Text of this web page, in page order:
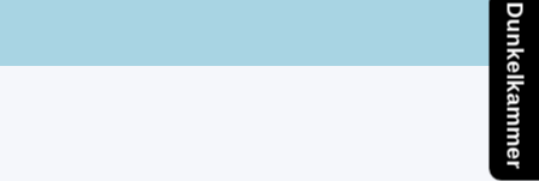
Dunkelkammer